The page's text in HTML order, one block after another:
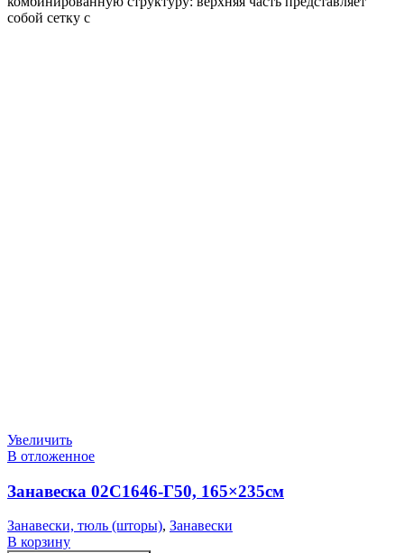
собой сетку с
Увеличить
В отложенное
Занавеска 02С1646-Г50, 165×235см
Занавески, тюль (шторы), Занавески
В корзину